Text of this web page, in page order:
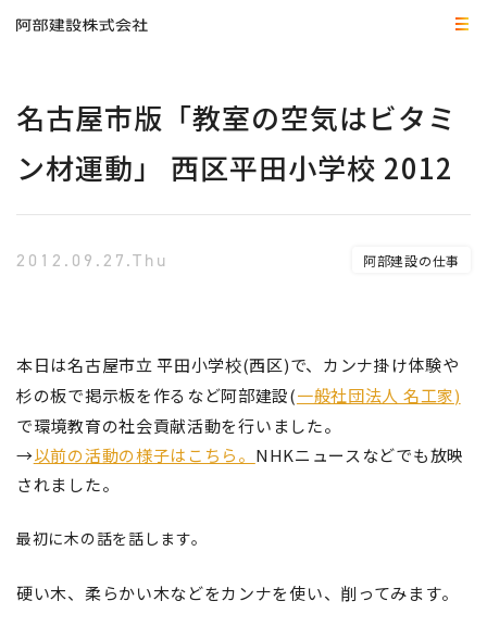
名古屋市版「教室の空気はビタミ
ン材運動」 西区平田小学校 2012
2012.09.27.Thu 阿部建設の仕事
本日は名古屋市立 平田小学校(西区)で、カンナ掛け体験や
杉の板で掲示板を作るなど阿部建設(一般社団法人 名工家)
で環境教育の社会貢献活動を行いました。
→以前の活動の様子はこちら。 NHKニュースなどでも放映
されました。
最初に木の話を話します。
硬い木、柔らかい木などをカンナを使い、削ってみます。